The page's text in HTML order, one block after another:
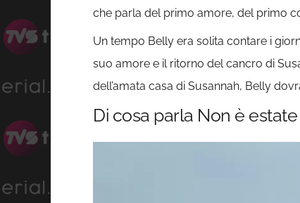
che parla del primo amore, del primo
Un tempo Belly era solita contare i
suo amore e il ritorno del cancro di
dell’amata casa di Susannah, Belly
Di cosa parla Non è